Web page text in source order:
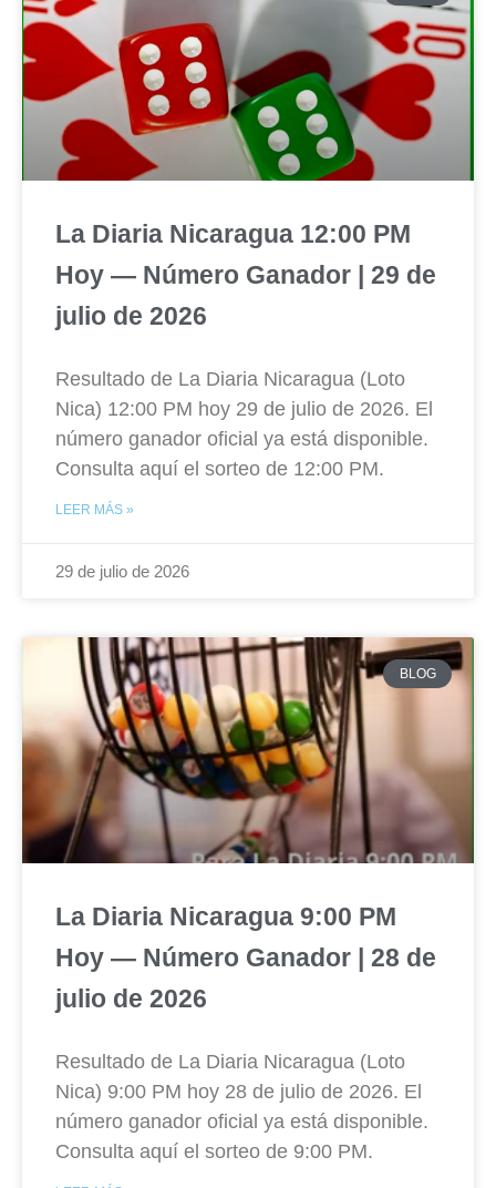
La Diaria Nicaragua 12:00 PM
Hoy — Número Ganador | 29 de
julio de 2026
Resultado de La Diaria Nicaragua (Loto
Nica) 12:00 PM hoy 29 de julio de 2026. El
número ganador oficial ya está disponible.
Consulta aquí el sorteo de 12:00 PM.
LEER MÁS »
29 de julio de 2026
BLOG
La Diaria Nicaragua 9:00 PM
Hoy — Número Ganador | 28 de
julio de 2026
Resultado de La Diaria Nicaragua (Loto
Nica) 9:00 PM hoy 28 de julio de 2026. El
número ganador oficial ya está disponible.
Consulta aquí el sorteo de 9:00 PM.